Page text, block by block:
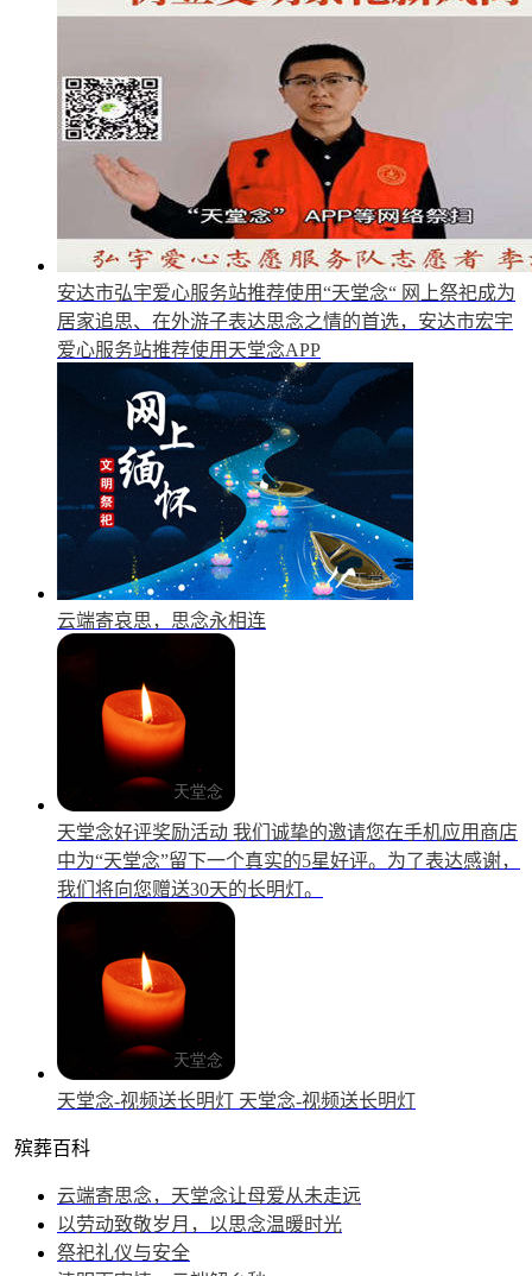
安达市弘宇爱心服务站推荐使用“天堂念“ 网上祭祀成为
居家追思、在外游子表达思念之情的首选，安达市宏宇
爱心服务站推荐使用天堂念APP
云端寄哀思，思念永相连
天堂念好评奖励活动 我们诚挚的邀请您在手机应用商店
中为“天堂念”留下一个真实的5星好评。为了表达感谢，
我们将向您赠送30天的长明灯。
天堂念-视频送长明灯 天堂念-视频送长明灯
殡葬百科
云端寄思念，天堂念让母爱从未走远
以劳动致敬岁月，以思念温暖时光
祭祀礼仪与安全